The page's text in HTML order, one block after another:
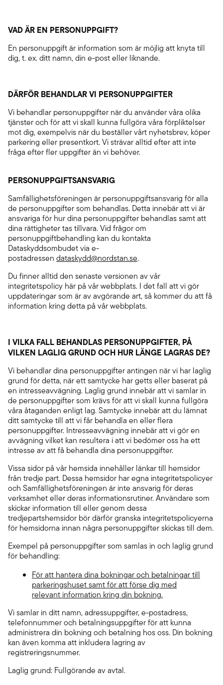
VAD ÄR EN PERSONUPPGIFT?
En personuppgift är information som är möjlig att knyta till
dig, t. ex. ditt namn, din e-post eller liknande.
DÄRFÖR BEHANDLAR VI PERSONUPPGIFTER
Vi behandlar personuppgifter när du använder våra olika
tjänster och för att vi skall kunna fullgöra våra förpliktelser
mot dig, exempelvis när du beställer vårt nyhetsbrev, köper
parkering eller presentkort. Vi strävar alltid efter att inte
fråga efter fler uppgifter än vi behöver.
PERSONUPPGIFTSANSVARIG
Samfällighetsföreningen är personuppgiftsansvarig för alla
de personuppgifter som behandlas. Detta innebär att vi är
ansvariga för hur dina personuppgifter behandlas samt att
dina rättigheter tas tillvara. Vid frågor om
personuppgiftbehandling kan du kontakta
Dataskyddsombudet via e-
postadressen dataskydd@nordstan.se.
Du finner alltid den senaste versionen av vår
integritetspolicy här på vår webbplats. I det fall att vi gör
uppdateringar som är av avgörande art, så kommer du att få
information kring detta på vår webbplats.
I VILKA FALL BEHANDLAS PERSONUPPGIFTER, PÅ
VILKEN LAGLIG GRUND OCH HUR LÄNGE LAGRAS DE?
Vi behandlar dina personuppgifter antingen när vi har laglig
grund för detta, när ett samtycke har getts eller baserat på
en intresseavvägning. Laglig grund innebär att vi samlar in
de personuppgifter som krävs för att vi skall kunna fullgöra
våra åtaganden enligt lag. Samtycke innebär att du lämnat
ditt samtycke till att vi får behandla en eller flera
personuppgifter. Intresseavvägning innebär att vi gör en
avvägning vilket kan resultera i att vi bedömer oss ha ett
intresse av att få behandla dina personuppgifter.
Vissa sidor på vår hemsida innehåller länkar till hemsidor
från tredje part. Dessa hemsidor har egna integritetspolicyer
och Samfällighetsföreningen är inte ansvarig för deras
verksamhet eller deras informationsrutiner. Användare som
skickar information till eller genom dessa
tredjepartshemsidor bör därför granska integritetspolicyerna
för hemsidorna innan några personuppgifter skickas till dem.
Exempel på personuppgifter som samlas in och laglig grund
för behandling:
För att hantera dina bokningar och betalningar till
parkeringshuset samt för att förse dig med
relevant information kring din bokning.
Vi samlar in ditt namn, adressuppgifter, e-postadress,
telefonnummer och betalningsuppgifter för att kunna
administrera din bokning och betalning hos oss. Din bokning
kan även komma att inkludera lagring av
registreringsnummer.
Laglig grund: Fullgörande av avtal.